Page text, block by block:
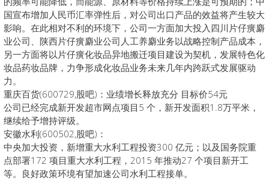
国宣布增加人民币汇率弹性后，对公司出口产品的效益将产生较大
影响。在此相对不利的环境下，公司一方面加大投入四川片仔癀麝
业公司、陕西片仔癀麝业公司人工养麝业务以战略控制产品成本，
另一方面将以片仔癀化妆品异地搬迁项目建设为契机，发展特色化
妆品药妆品牌，力争形成化妆品业务未来几年内跨跃式发展驱动
力。
重庆百货(600729,股吧)：业绩增长释放充分 目标价54元
公司已经完成新开发超市网点项目5 个，新开发面积1.8万平米，
继续给予增持评级。
安徽水利(600502,股吧)：
中央加大投资，新增重大水利工程投资300 亿元；以及国务院重
点部署172 项目重大水利工程，2015 年推动27 个项目新开工
等。良好政策环境有望加速公司水利工程接单。